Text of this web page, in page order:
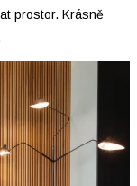
prostor. Krásně